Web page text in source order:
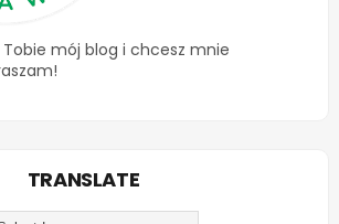
mój blog i chcesz mnie
TRANSLATE